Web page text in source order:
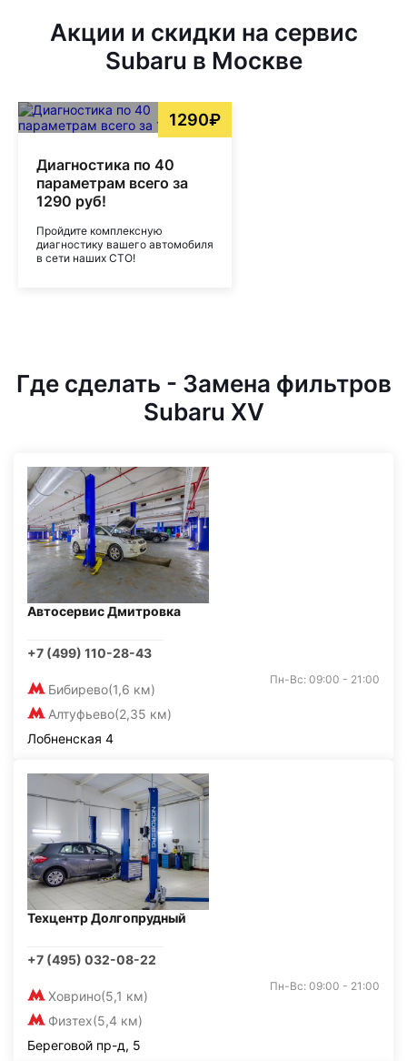
Акции и скидки на сервис
Subaru в Москве
1290₽
Диагностика по 40
параметрам всего за
1290 руб!
Пройдите комплексную
диагностику вашего автомобиля
в сети наших СТО!
Где сделать - Замена фильтров
Subaru XV
Автосервис Дмитровка
+7 (499) 110-28-43
Бибирево(1,6 км)
Алтуфьево(2,35 км)
Пн-Вс: 09:00 - 21:00
Лобненская 4
Техцентр Долгопрудный
+7 (495) 032-08-22
Ховрино(5,1 км)
Физтех(5,4 км)
Пн-Вс: 09:00 - 21:00
Береговой пр-д, 5